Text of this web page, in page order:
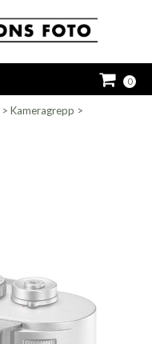
0
> Kameragrepp >